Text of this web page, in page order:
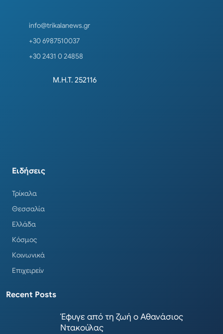
info@trikalanews.gr
+30 6987510037
+30 2431 0 24858
Μ.Η.Τ. 252116
Ειδήσεις
Τρίκαλα
Θεσσαλία
Ελλάδα
Κόσμος
Κοινωνικά
Επιχειρείν
Recent Posts
Έφυγε από τη ζωή ο Αθανάσιος
Ντακούλας